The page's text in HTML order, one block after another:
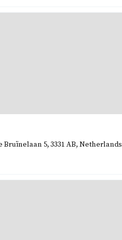
Bruïnelaan 5, 3331 AB, Netherlands